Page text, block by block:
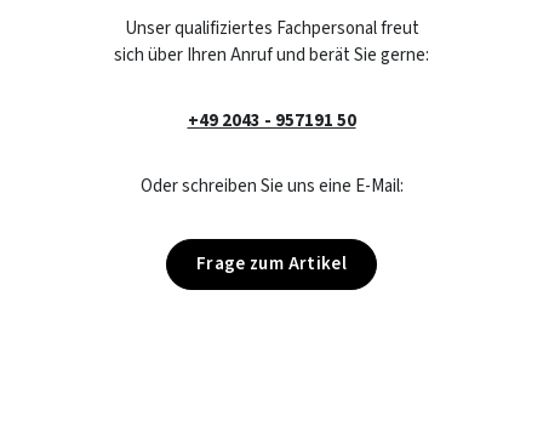
Unser qualifiziertes Fachpersonal freut
sich über Ihren Anruf und berät Sie gerne:
+49 2043 - 957191 50
Oder schreiben Sie uns eine E-Mail:
Frage zum Artikel